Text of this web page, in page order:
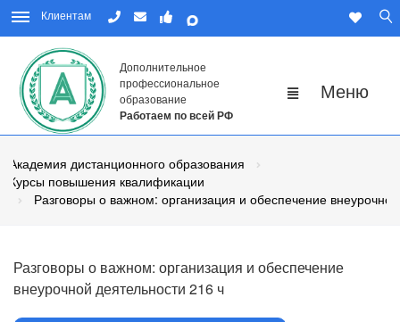
Клиентам
Дополнительное
профессиональное
образование
Работаем по всей РФ
Академия дистанционного образования
Курсы повышения квалификации
Разговоры о важном: организация и обеспечение
Разговоры о важном: организация и обеспечение
внеурочной деятельности 216 ч